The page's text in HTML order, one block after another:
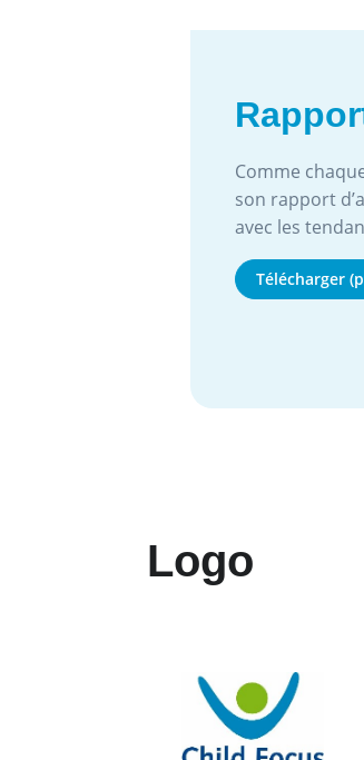
Comme
son rapport
avec les
Télécharger
Logo